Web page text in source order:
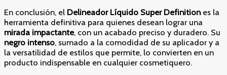
En conclusión, el Delineador Líquido Super Definitiones la
herramienta definitiva para quienes desean lograr una
mirada impactante, con un acabado preciso y duradero. Su
negro intenso, sumado a la comodidad de su aplicador y a
la versatilidad de estilos que permite, lo convierten en un
producto indispensable en cualquier cosmetiquero.